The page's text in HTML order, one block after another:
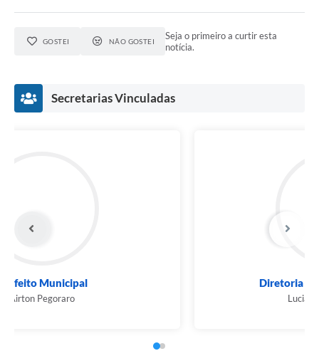
GOSTEI NÃO GOSTEI
Seja o primeiro a curtir esta
notícia.
Secretarias Vinculadas